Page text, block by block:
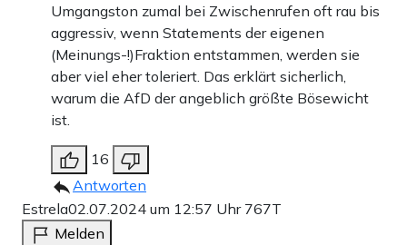
Umgangston zumal bei Zwischenrufen oft rau bis
aggressiv, wenn Statements der eigenen
(Meinungs-!)Fraktion entstammen, werden sie
aber viel eher toleriert. Das erklärt sicherlich,
warum die AfD der angeblich größte Bösewicht
ist.
16
Antworten
Estrela02.07.2024 um 12:57 Uhr 767T
Melden